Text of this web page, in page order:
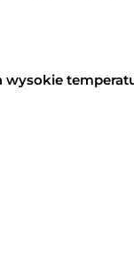
wysokie